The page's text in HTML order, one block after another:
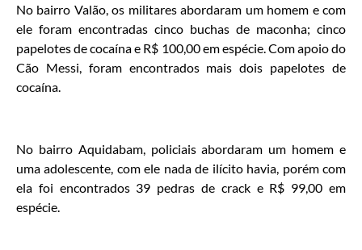
No bairro Valão, os militares abordaram um homem e com
ele foram encontradas cinco buchas de maconha; cinco
papelotes de cocaína e R$ 100,00 em espécie. Com apoio do
Cão Messi, foram encontrados mais dois papelotes de
cocaína.
No bairro Aquidabam, policiais abordaram um homem e
uma adolescente, com ele nada de ilícito havia, porém com
ela foi encontrados 39 pedras de crack e R$ 99,00 em
espécie.